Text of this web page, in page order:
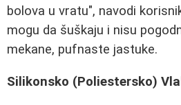
bolova u vratu", navodi
mogu da šuškaju i nisu
mekane, pufnaste jastuke.
Silikonsko (Poliestersko)